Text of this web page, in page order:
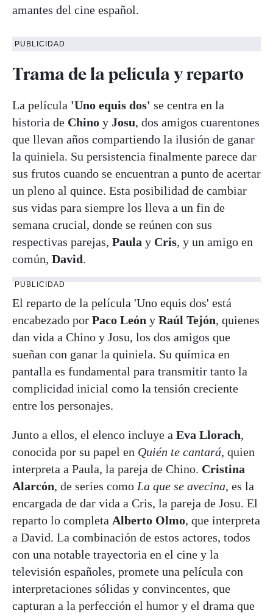
amantes del cine español.
PUBLICIDAD
Trama de la película y reparto
La película 'Uno equis dos' se centra en la
historia de Chino y Josu, dos amigos cuarentones
que llevan años compartiendo la ilusión de ganar
la quiniela. Su persistencia finalmente parece dar
sus frutos cuando se encuentran a punto de acertar
un pleno al quince. Esta posibilidad de cambiar
sus vidas para siempre los lleva a un fin de
semana crucial, donde se reúnen con sus
respectivas parejas, Paula y Cris, y un amigo en
común, David.
PUBLICIDAD
El reparto de la película 'Uno equis dos' está
encabezado por Paco León y Raúl Tejón, quienes
dan vida a Chino y Josu, los dos amigos que
sueñan con ganar la quiniela. Su química en
pantalla es fundamental para transmitir tanto la
complicidad inicial como la tensión creciente
entre los personajes.
Junto a ellos, el elenco incluye a Eva Llorach,
conocida por su papel en Quién te cantará, quien
interpreta a Paula, la pareja de Chino. Cristina
Alarcón, de series como La que se avecina, es la
encargada de dar vida a Cris, la pareja de Josu. El
reparto lo completa Alberto Olmo, que interpreta
a David. La combinación de estos actores, todos
con una notable trayectoria en el cine y la
televisión españoles, promete una película con
interpretaciones sólidas y convincentes, que
capturan a la perfección el humor y el drama que